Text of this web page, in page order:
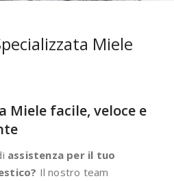
Miele
Miele facile, veloce e
assistenza per il tuo
Il nostro team